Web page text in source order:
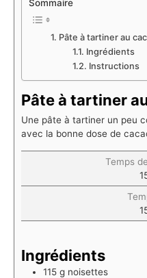
Sommaire
Pâte à tartiner au
Ingrédients
Instructions
Pâte à tartiner
Une pâte à tartiner un peu
avec la bonne dose de
Temps
Ingrédients
115 g noisettes